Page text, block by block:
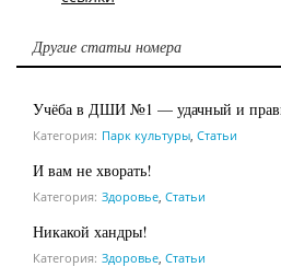
Другие статьи номера
Учёба в ДШИ №1 — удачный и
Категория: Парк культуры Статьи
И вам не хворать!
Категория: Здоровье Статьи
Никакой хандры!
Категория: Здоровье Статьи